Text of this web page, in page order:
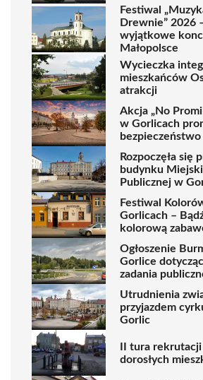
Festiwal
Drewnie” 2026
wyjątkowe
Małopolsce
Wycieczka
mieszkańców
atrakcji
Akcja „No
w Gorlicach
bezpieczeństwo
Rozpoczęła się
budynku
Publicznej w
Festiwal
Gorlicach –
kolorową
Ogłoszenie
Gorlice
zadania
Utrudnienia
przyjazdem
Gorlic
II tura
dorosłych